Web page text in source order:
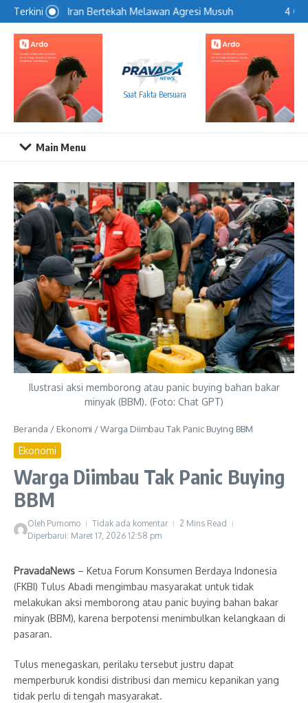
Lewati ke konten
Terkini Iran Bertekah Melawan Agresi Musuh 4
Saat Fakta Bersuara
Main Menu
Ilustrasi aksi memborong atau panic buying bahan bakar
minyak (BBM). (Foto: Chat GPT)
Beranda / Ekonomi /Warga Diimbau Tak Panic Buying BBM
Ekonomi
Warga Diimbau Tak Panic Buying
BBM
Oleh Purnomo Tidak ada komentar
2 Mins Read
Diperbarui: Maret 17, 2026 12:58 pm
PravadaNews – Ketua Forum Konsumen Berdaya Indonesia
(FKBI) Tulus Abadi mengimbau masyarakat untuk tidak
melakukan aksi memborong atau panic buying bahan bakar
minyak (BBM), karena berpotensi menimbulkan kelangkaan di
pasaran.
Tulus menegaskan, perilaku tersebut justru dapat
memperburuk kondisi distribusi dan memicu kepanikan yang
tidak perlu di tengah masyarakat.